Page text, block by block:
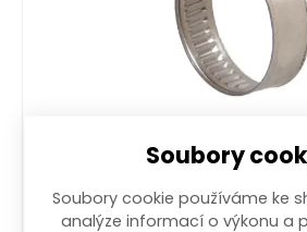
NEREZ, 10 ks
více než 50 ks
Soubory
Soubory cookie používáme ke
analýze informací o výkonu a